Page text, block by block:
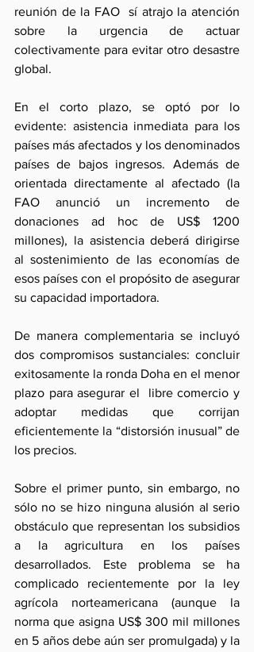
reunión de la FAO  sí atrajo la atención
sobre la urgencia de actuar
colectivamente para evitar otro desastre
global.
En el corto plazo, se optó por lo
evidente: asistencia inmediata para los
países más afectados y los denominados
países de bajos ingresos. Además de
orientada directamente al afectado (la
FAO anunció un incremento de
donaciones ad hoc de US$ 1200
millones), la asistencia deberá dirigirse
al sostenimiento de las economías de
esos países con el propósito de asegurar
su capacidad importadora.
De manera complementaria se incluyó
dos compromisos sustanciales: concluir
exitosamente la ronda Doha en el menor
plazo para asegurar el  libre comercio y
adoptar medidas que corrijan
eficientemente la “distorsión inusual” de
los precios.
Sobre el primer punto, sin embargo, no
sólo no se hizo ninguna alusión al serio
obstáculo que representan los subsidios
a la agricultura en los países
desarrollados. Este problema se ha
complicado recientemente por la ley
agrícola norteamericana (aunque la
norma que asigna US$ 300 mil millones
en 5 años debe aún ser promulgada) y la